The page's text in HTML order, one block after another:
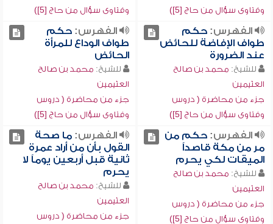
وفتاوى سؤال من حاج [5])
وفتاوى سؤال من حاج [5])
الفهرس:حكم
طواف الإفاضة للحائض
عند الضرورة
للشيخ: محمد بن صالح
العثيمين
جزء من محاضرة ( دروس
وفتاوى سؤال من حاج [5])
الفهرس:حكم
طواف الوداع للمرأة
الحائض
للشيخ: محمد بن صالح
العثيمين
جزء من محاضرة ( دروس
وفتاوى سؤال من حاج [5])
الفهرس:حكم من
مر من مكة قاصداً
الميقات لكي يحرم
للشيخ: محمد بن صالح
العثيمين
جزء من محاضرة ( دروس
وفتاوى سؤال من حاج [5])
الفهرس:ما صحة
القول بأن من أراد عمرة
ثانية قبل أربعين يوماً لا
يحرم
للشيخ: محمد بن صالح
العثيمين
جزء من محاضرة ( دروس